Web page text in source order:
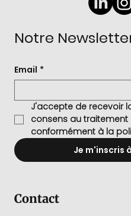
Notre
Email *
J'accepte de recevoir
consens au
conformément à la
Je m'inscris
Contact